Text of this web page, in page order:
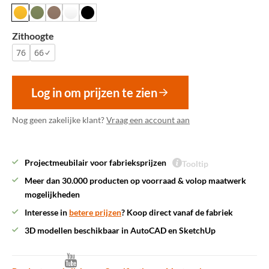
Zithoogte
76
66
Log in om prijzen te zien
Nog geen zakelijke klant?Vraag een account aan
Projectmeubilair voor fabrieksprijzen
Tooltip
Meer dan 30.000 producten op voorraad & volop maatwerk
mogelijkheden
Interesse in betere prijzen? Koop direct vanaf de fabriek
3D modellen beschikbaar in AutoCAD en SketchUp